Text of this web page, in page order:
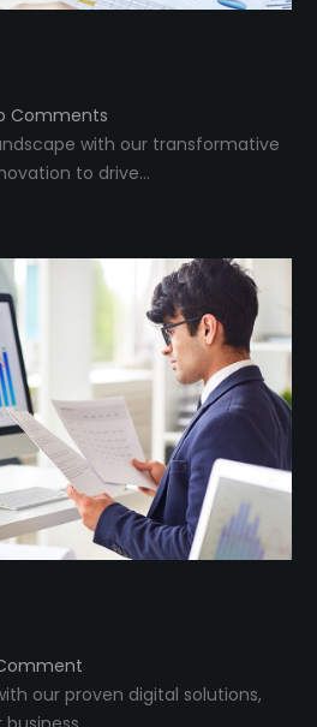
Comments
with our transformative
to drive…
our proven digital solutions,